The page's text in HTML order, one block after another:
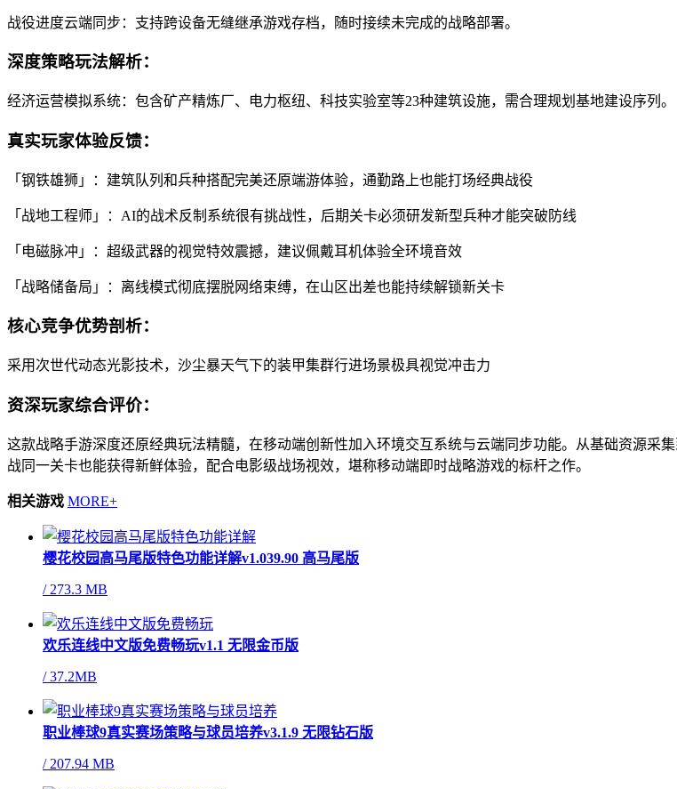
战役进度云端同步：支持跨设备无缝继承游戏存档，随时接续未完成的战略部署。
深度策略玩法解析：
经济运营模拟系统：包含矿产精炼厂、电力枢纽、科技实验室等23种建筑设施，需合理规划基地建设序列。
真实玩家体验反馈：
「钢铁雄狮」：建筑队列和兵种搭配完美还原端游体验，通勤路上也能打场经典战役
「战地工程师」：AI的战术反制系统很有挑战性，后期关卡必须研发新型兵种才能突破防线
「电磁脉冲」：超级武器的视觉特效震撼，建议佩戴耳机体验全环境音效
「战略储备局」：离线模式彻底摆脱网络束缚，在山区出差也能持续解锁新关卡
核心竞争优势剖析：
采用次世代动态光影技术，沙尘暴天气下的装甲集群行进场景极具视觉冲击力
资深玩家综合评价：
这款战略手游深度还原经典玩法精髓，在移动端创新性加入环境交互系统与云端同步功能。从基础资源采
战同一关卡也能获得新鲜体验，配合电影级战场视效，堪称移动端即时战略游戏的标杆之作。
相关游戏 MORE+
樱花校园高马尾版特色功能详解v1.039.90 高马尾版
/273.3 MB
欢乐连线中文版免费畅玩v1.1 无限金币版
/37.2MB
职业棒球9真实赛场策略与球员培养v3.1.9 无限钻石版
/207.94 MB